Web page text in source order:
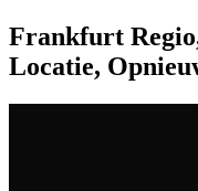
Frankfurt
Locatie,